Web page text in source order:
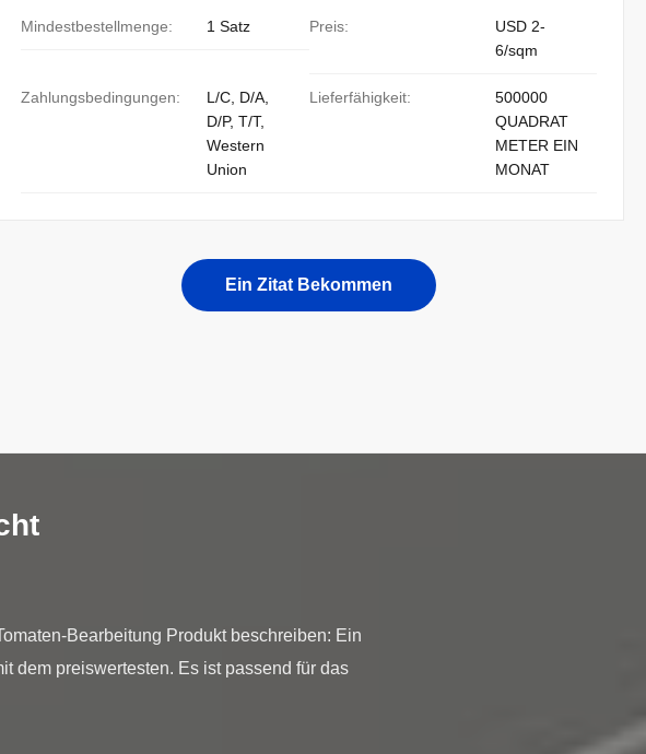
Mindestbestellmenge: 1 Satz Preis:
USD 2-
6/sqm
Zahlungsbedingungen:
L/C, D/A,
D/P, T/T,
Western
Union
Lieferfähigkeit:
500000
QUADRAT
METER EIN
MONAT
Ein Zitat Bekommen
Bearbeitung Produkt beschreiben: Ein
dem preiswertesten. Es ist passend für das